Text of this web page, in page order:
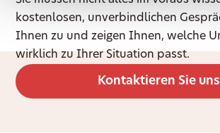
kostenlosen, unverbindlichen
Ihnen zu und zeigen Ihnen, welche
wirklich zu Ihrer Situation passt.
Kontaktieren Sie uns